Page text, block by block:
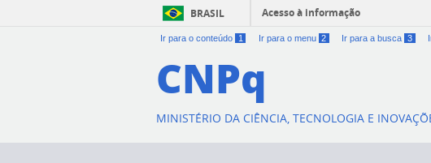
BRASIL Acesso à informação
Ir para o conteúdo 1 Ir para o menu 2 Ir para a busca 3
CNPq
MINISTÉRIO DA CIÊNCIA, TECNOLOGIA E